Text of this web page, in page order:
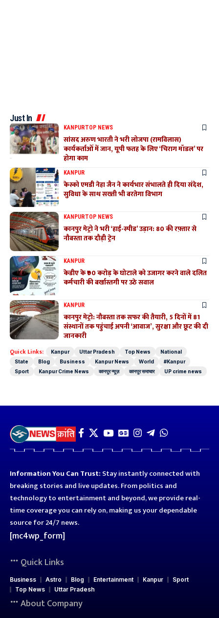
Just In
KANPURTOP NEWS
सांसद अरुण भारती ने भरी लोजपा (रामविलास)
कार्यकर्ताओं में जान, यूपी फतह के लिए ‘चिराग मॉडल’ पर
होगा काम
KANPUR
केस्को एमडी नेहा जैन ने कार्यभार संभालते ही दिया संदेश,
सुविधा के साथ सख्ती भी बरतेगा विभाग
KANPURTOP NEWS
कानपुर मेट्रो ने भरी ‘हाई-स्पीड’ उड़ान: 80 की रफ़्तार से
नौबस्ता तक दौड़ी ट्रेन
KANPUR
केडीए के ₹90 करोड़ के घोटाले को उजागर करने वाले दलित
कर्मचारी की बर्खास्तगी पर उठे सवाल
KANPUR
कानपुर मेट्रो: नौबस्ता तक सफर की तैयारी, 5 दिनों में 81
संस्थानों तक पहुंचाई अपनी ‘आवाज’, सुरक्षा और छूट की दी
जानकारी
Quick Links: Kanpur Uttar Pradesh Top News
National
State
Blog Business Kanpur News World
#Kanpur
Sport
Kanpur Crime News कानपुर न्यूज़ कानपुर समाचार UP crime news
Information You Can Trust: Stay instantly connected with
breaking stories and live updates. From politics and
technology to entertainment and beyond, we provide real-
time coverage you can rely on, making us your dependable
source for 24/7 news.
[mc4wp_form]
Quick Links
Business Astro Blog Entertainment Kanpur
Sport
Top News
Uttar Pradesh
About Company